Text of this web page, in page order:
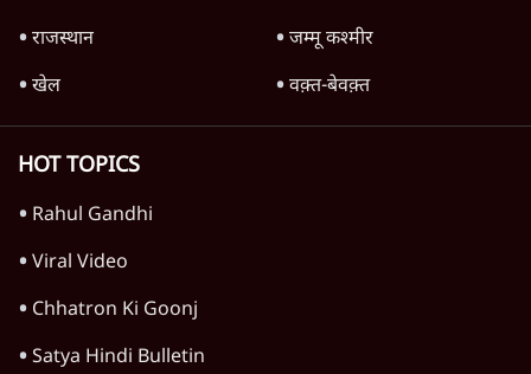
मध्य प्रदेश
पश्चिम बंगाल
पंजाब
कर्नाटक
राजस्थान
जम्मू कश्मीर
खेल
HOT TOPICS
Rahul Gandhi
Viral Video